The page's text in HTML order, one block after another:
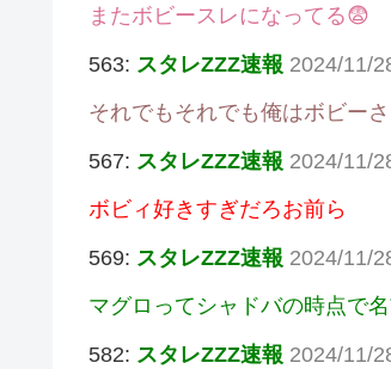
またボビースレになってる😨
563: スタレZZZ速報 2024/11/
それでもそれでも俺はボビー
567: スタレZZZ速報 2024/11/
ボビィ好きすぎだろお前ら
569: スタレZZZ速報 2024/11/
マグロってシャドバの時点で
582: スタレZZZ速報 2024/11/